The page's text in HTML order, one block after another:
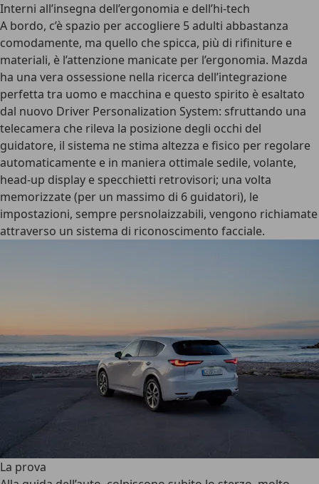
Interni all’insegna dell’ergonomia e dell’hi-tech
A bordo, c’è spazio per accogliere 5 adulti abbastanza
comodamente, ma quello che spicca, più di rifiniture e
materiali, è l’attenzione manicate per l’ergonomia. Mazda
ha una vera ossessione nella ricerca dell’integrazione
perfetta tra uomo e macchina e questo spirito è esaltato
dal nuovo Driver Personalization System: sfruttando una
telecamera che rileva la posizione degli occhi del
guidatore, il sistema ne stima altezza e fisico per regolare
automaticamente e in maniera ottimale sedile, volante,
head-up display e specchietti retrovisori; una volta
memorizzate (per un massimo di 6 guidatori), le
impostazioni, sempre persnolaizzabili, vengono richiamate
attraverso un sistema di riconoscimento facciale.
La prova